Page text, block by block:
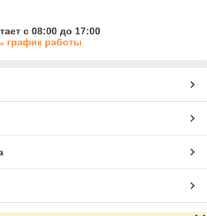
с задачами, для решения которых они
дело касается небольшого частного
подойдут аккумуляторное или
Для интенсивной,
с 08:00 до 17:00
график работы